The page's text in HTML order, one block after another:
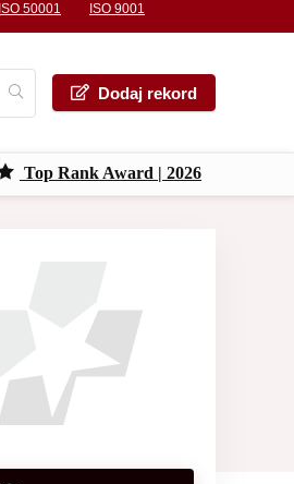
ISO 50001
ISO 9001
Dodaj rekord
Top Rank Award | 2026